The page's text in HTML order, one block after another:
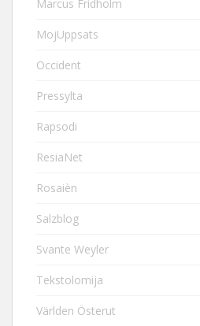
Marcus Fridholm
MojUppsats
Occident
Pressylta
Rapsodi
ResiaNet
Rosaièn
Salzblog
Svante Weyler
Tekstolomija
Världen Österut